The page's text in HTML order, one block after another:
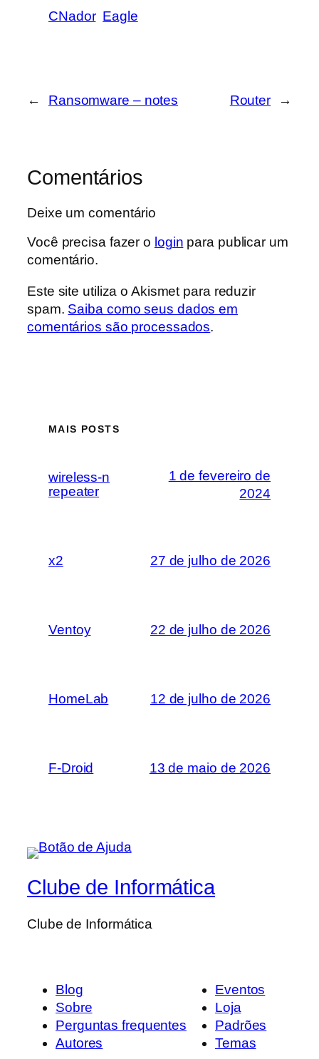
CNador Eagle
← Ransomware – notes Router →
Comentários
Deixe um comentário
Você precisa fazer o login para publicar um
comentário.
Este site utiliza o Akismet para reduzir
spam. Saiba como seus dados em
comentários são processados.
MAIS POSTS
wireless-n
repeater
1 de fevereiro de
2024
x2 27 de julho de 2026
Ventoy 22 de julho de 2026
HomeLab 12 de julho de 2026
F-Droid 13 de maio de 2026
Clube de Informática
Clube de Informática
Blog
Sobre
Perguntas frequentes
Autores
Eventos
Loja
Padrões
Temas